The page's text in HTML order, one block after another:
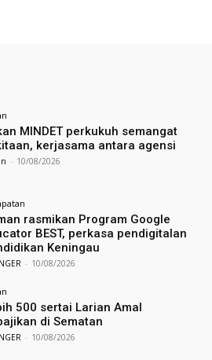
MINDET perkukuh semangat
kerjasama antara agensi
- 10/08/2026
rasmikan Program Google
BEST, perkasa pendigitalan
Keningau
- 10/08/2026
500 sertai Larian Amal
di Sematan
- 10/08/2026